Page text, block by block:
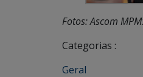
Fotos: Ascom
Categorias :
Geral